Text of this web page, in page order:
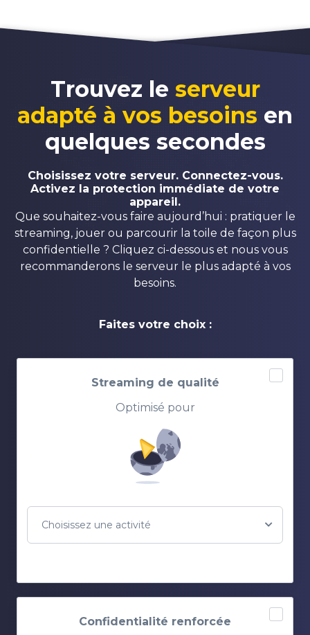
Trouvez le serveur
adapté à vos besoins en
quelques secondes
Choisissez votre serveur. Connectez-vous.
Activez la protection immédiate de votre
appareil.
Que souhaitez-vous faire aujourd’hui : pratiquer le
streaming, jouer ou parcourir la toile de façon plus
confidentielle ? Cliquez ci-dessous et nous vous
recommanderons le serveur le plus adapté à vos
besoins.
Faites votre choix :
Streaming de qualité
Optimisé pour
Choisissez une activité
Confidentialité renforcée